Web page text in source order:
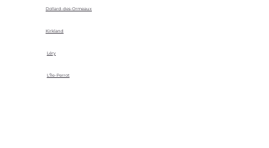
Dollard-des-Ormeaux
Kirkland
Léry
L'Île-Perrot